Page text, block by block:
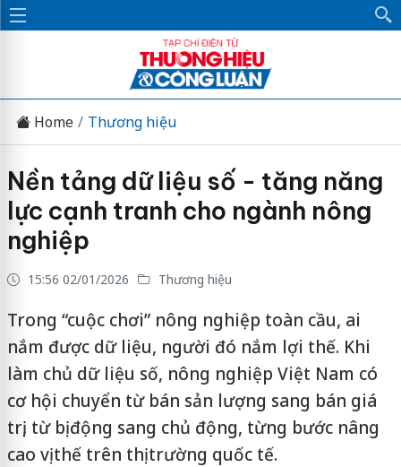
Home Thương hiệu
Nền tảng dữ liệu số - tăng năng
lực cạnh tranh cho ngành nông
nghiệp
15:56 02/01/2026 Thương hiệu
Trong “cuộc chơi” nông nghiệp toàn cầu, ai
nắm được dữ liệu, người đó nắm lợi thế. Khi
làm chủ dữ liệu số, nông nghiệp Việt Nam có
cơ hội chuyển từ bán sản lượng sang bán giá
trị, từ bị động sang chủ động, từng bước nâng
cao vị thế trên thị trường quốc tế.